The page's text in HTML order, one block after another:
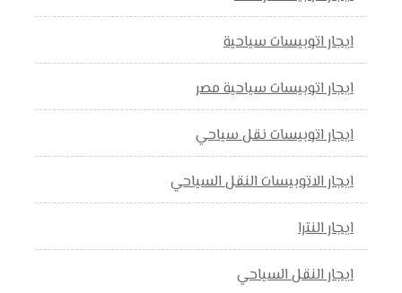
ايجار اتوبيسات سياحية
ايجار اتوبيسات سياحية مصر
ايجار اتوبيسات نقل سياحي
ايجار الاتوبيسات النقل السياحي
ايجار النترا
ايجار النقل السياحي